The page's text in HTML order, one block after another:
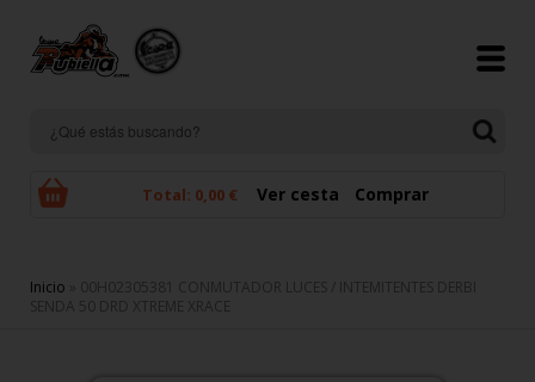
Total: 0,00 € Ver cesta Comprar
Se encuentra usted aquí
Inicio » 00H02305381 CONMUTADOR LUCES / INTEMITENTES DERBI
SENDA 50 DRD XTREME XRACE